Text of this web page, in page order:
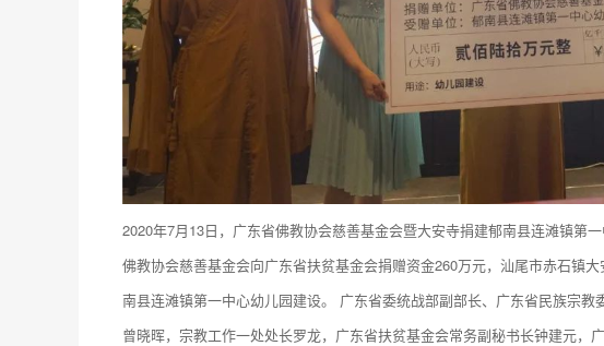
2020年7月13日，广东省佛教协会慈善基金会暨大安寺捐建郁南县连滩镇第
佛教协会慈善基金会向广东省扶贫基金会捐赠资金260万元，汕尾市赤石镇
南县连滩镇第一中心幼儿园建设。 广东省委统战部副部长、广东省民族宗
曾晓晖，宗教工作一处处长罗龙，广东省扶贫基金会常务副秘书长钟建元，